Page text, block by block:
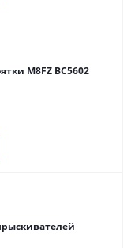
М8FZ ВС5602